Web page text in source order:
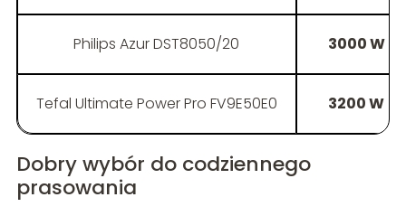
Philips Azur DST8050/20 3000 W
Tefal Ultimate Power Pro FV9E50E0 3200 W
Dobry wybór do codziennego
prasowania